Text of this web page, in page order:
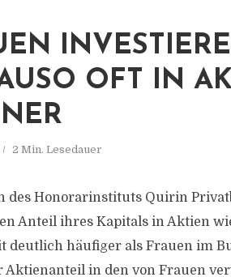
OFT IN
2 Min. Lesedauer
des Honorarinstituts Quirin
Anteil ihres Kapitals in Aktien
deutlich häufiger als Frauen im
Aktienanteil in den von Frauen